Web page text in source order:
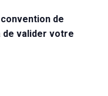
de
valider votre